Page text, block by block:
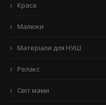
Краса
Малюки
Матеріали для НУШ
Релакс
Світ мами